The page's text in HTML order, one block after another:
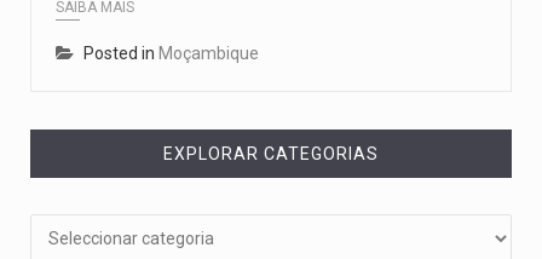
SAIBA MAIS
Posted in Moçambique
EXPLORAR CATEGORIAS